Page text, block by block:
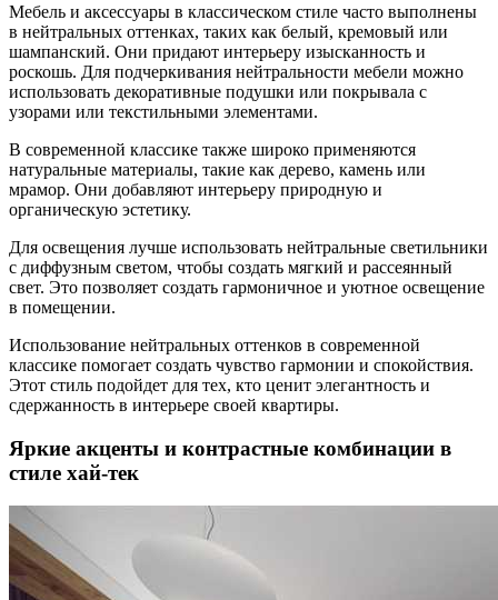
Мебель и аксессуары в классическом стиле часто выполнены
в нейтральных оттенках, таких как белый, кремовый или
шампанский. Они придают интерьеру изысканность и
роскошь. Для подчеркивания нейтральности мебели можно
использовать декоративные подушки или покрывала с
узорами или текстильными элементами.
В современной классике также широко применяются
натуральные материалы, такие как дерево, камень или
мрамор. Они добавляют интерьеру природную и
органическую эстетику.
Для освещения лучше использовать нейтральные светильники
с диффузным светом, чтобы создать мягкий и рассеянный
свет. Это позволяет создать гармоничное и уютное освещение
в помещении.
Использование нейтральных оттенков в современной
классике помогает создать чувство гармонии и спокойствия.
Этот стиль подойдет для тех, кто ценит элегантность и
сдержанность в интерьере своей квартиры.
Яркие акценты и контрастные комбинации в
стиле хай-тек